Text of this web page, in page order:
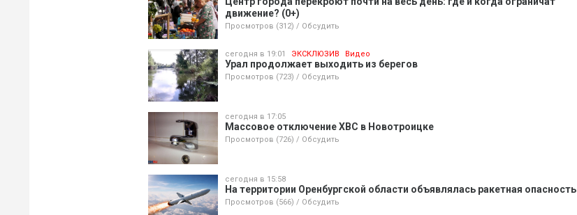
движение? (0+)
Просмотров (312) / Обсудить
сегодня в 19:01 ЭКСКЛЮЗИВ Видео
Урал продолжает выходить из берегов
Просмотров (723) / Обсудить
сегодня в 17:05
Массовое отключение ХВС в Новотроицке
Просмотров (726) / Обсудить
сегодня в 15:58
На территории Оренбургской области объявлялась ракетная опасность
Просмотров (566) / Обсудить